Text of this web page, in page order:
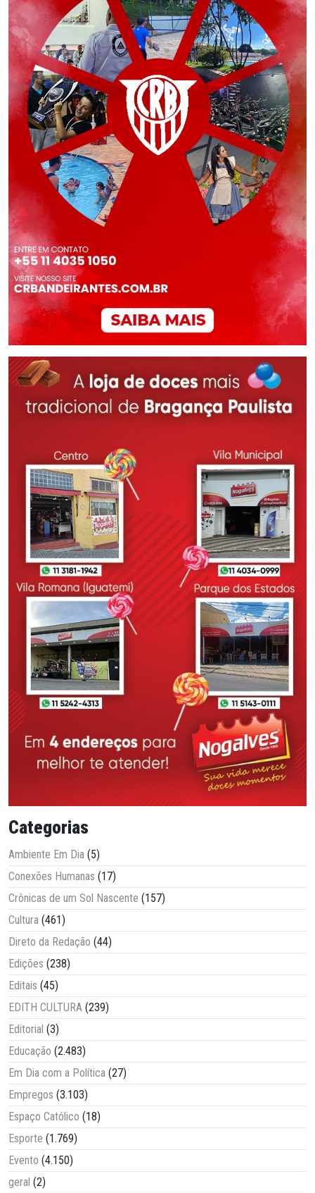
Categorias
Ambiente Em Dia (5)
Conexões Humanas (17)
Crônicas de um Sol Nascente (157)
Cultura (461)
Direto da Redação (44)
Edições (238)
Editais (45)
EDITH CULTURA (239)
Editorial (3)
Educação (2.483)
Em Dia com a Política (27)
Empregos (3.103)
Espaço Católico (18)
Esporte (1.769)
Evento (4.150)
geral (2)